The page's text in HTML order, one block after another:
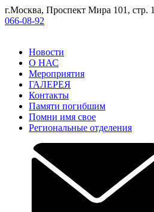
г.Москва, Проспект Мира 101, стр. 1
066-08-92
Новости
О НАС
Mероприятия
ГАЛЕРЕЯ
Контакты
Памяти погибшим
Помни имя свое
Региональные отделения